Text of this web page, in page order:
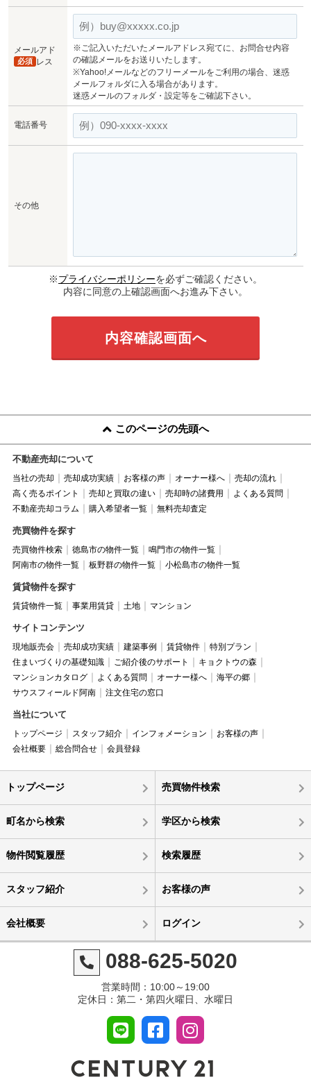
メールアド
レス
必須
※ご記入いただいたメールアドレス宛てに、お問合せ内容
の確認メールをお送りいたします。
※Yahoo!メールなどのフリーメールをご利用の場合、迷惑
メールフォルダに入る場合があります。
迷惑メールのフォルダ・設定等をご確認下さい。
電話番号
その他
※プライバシーポリシーを必ずご確認ください。
内容に同意の上確認画面へお進み下さい。
このページの先頭へ
不動産売却について
当社の売却 売却成功実績 お客様の声 オーナー様へ
売却の流れ
高く売るポイント
売却と買取の違い 売却時の諸費用
よくある質問
不動産売却コラム
購入希望者一覧 無料売却査定
売買物件を探す
売買物件検索 徳島市の物件一覧
鳴門市の物件一覧
阿南市の物件一覧
板野群の物件一覧 小松島市の物件一覧
賃貸物件を探す
賃貸物件一覧 事業用賃貸 土地 マンション
サイトコンテンツ
現地販売会 売却成功実績 建築事例 賃貸物件
特別プラン
住まいづくりの基礎知識
ご紹介後のサポート
キョクトウの森
マンションカタログ
よくある質問 オーナー様へ
海平の郷
サウスフィールド阿南
注文住宅の窓口
当社について
トップページ スタッフ紹介 インフォメーション
お客様の声
会社概要
総合問合せ 会員登録
トップページ 売買物件検索
町名から検索 学区から検索
物件閲覧履歴 検索履歴
スタッフ紹介 お客様の声
会社概要 ログイン
088-625-5020
営業時間：10:00～19:00
定休日：第二・第四火曜日、水曜日